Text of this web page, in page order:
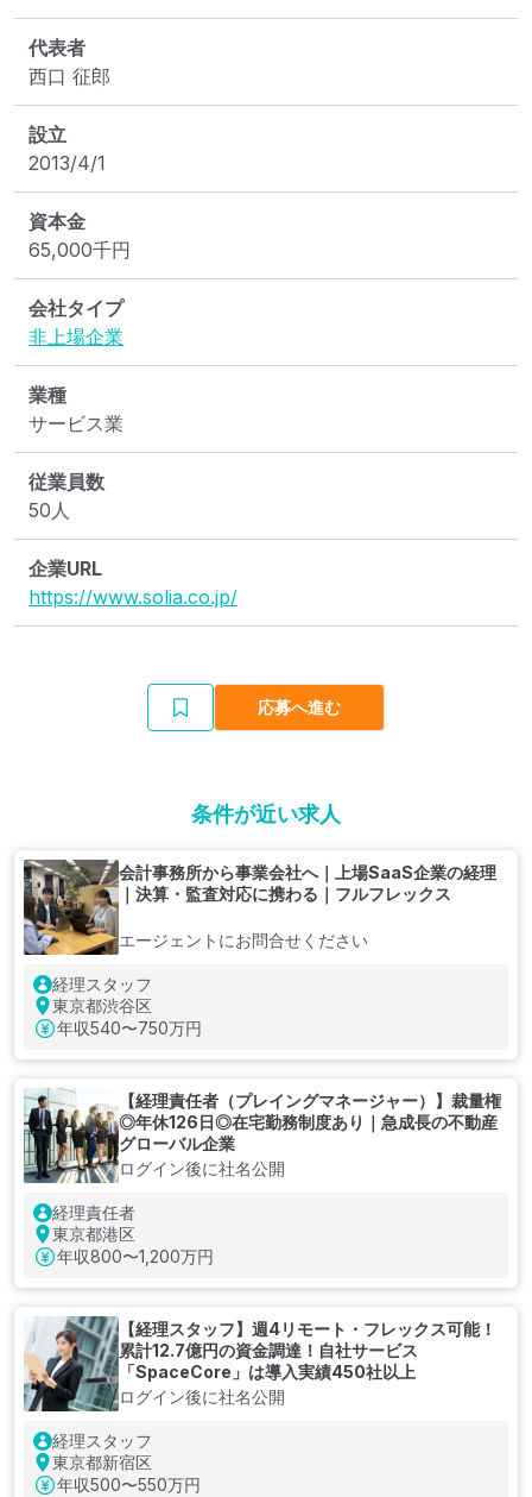
代表者
西口 征郎
設立
2013/4/1
資本金
65,000千円
会社タイプ
非上場企業
業種
サービス業
従業員数
50人
企業URL
https://www.solia.co.jp/
応募へ進む
条件が近い求人
会計事務所から事業会社へ｜上場SaaS企業の経理
｜決算・監査対応に携わる｜フルフレックス
エージェントにお問合せください
経理スタッフ
東京都渋谷区
年収540〜750万円
【経理責任者（プレイングマネージャー）】裁量権
◎年休126日◎在宅勤務制度あり｜急成長の不動産
グローバル企業
ログイン後に社名公開
経理責任者
東京都港区
年収800〜1,200万円
【経理スタッフ】週4リモート・フレックス可能！
累計12.7億円の資金調達！自社サービス
「SpaceCore」は導入実績450社以上
ログイン後に社名公開
経理スタッフ
東京都新宿区
年収500〜550万円